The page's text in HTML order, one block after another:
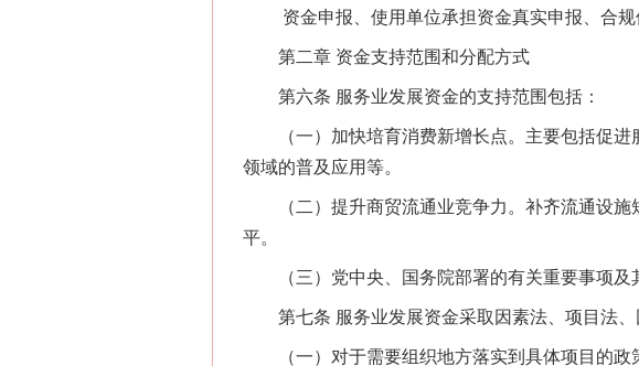
资金申报、使用单位承担资金真实申报、合规
第二章 资金支持范围和分配方式
第六条 服务业发展资金的支持范围包括：
（一）加快培育消费新增长点。主要包括促进
领域的普及应用等。
（二）提升商贸流通业竞争力。补齐流通设施
平。
（三）党中央、国务院部署的有关重要事项及
第七条 服务业发展资金采取因素法、项目法、
（一）对于需要组织地方落实到具体项目的政